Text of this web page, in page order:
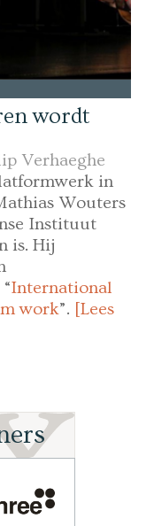
wordt
Verhaeghe
in
Wouters
Instituut
is. Hij
International
work”. [Lees